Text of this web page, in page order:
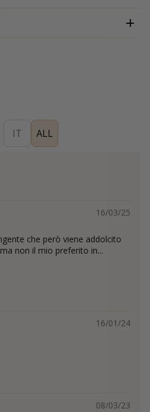
IT ALL
16/03/25
che però viene addolcito
non il mio preferito in...
16/01/24
08/03/23